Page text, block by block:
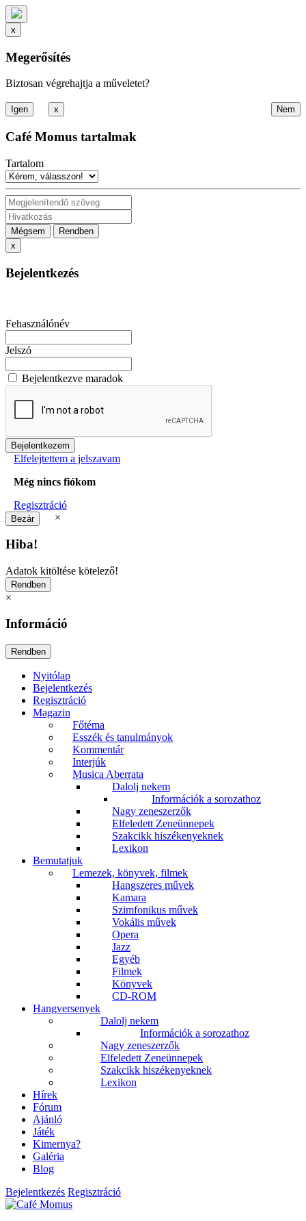
x
Megerősítés
Biztosan végrehajtja a műveletet?
x
Café Momus tartalmak
Tartalom
Mégsem
Rendben
x
Bejelentkezés
Fehasználónév
Jelszó
Bejelentkezve maradok
Elfelejtettem a jelszavam
Még nincs fiókom
Regisztráció
×
Hiba!
Adatok kitöltése kötelező!
×
Információ
Nyitólap
Bejelentkezés
Regisztráció
Magazin
Főtéma
Esszék és tanulmányok
Kommentár
Interjúk
Musica Aberrata
Dalolj nekem
Információk a sorozathoz
Nagy zeneszerzők
Elfeledett Zeneünnepek
Szakcikk hiszékenyeknek
Lexikon
Bemutatjuk
Lemezek, könyvek, filmek
Hangszeres művek
Kamara
Szimfonikus művek
Vokális művek
Opera
Jazz
Egyéb
Filmek
Könyvek
CD-ROM
Hangversenyek
Dalolj nekem
Információk a sorozathoz
Nagy zeneszerzők
Elfeledett Zeneünnepek
Szakcikk hiszékenyeknek
Lexikon
Hírek
Fórum
Ajánló
Játék
Kimernya?
Galéria
Blog
Bejelentkezés Regisztráció